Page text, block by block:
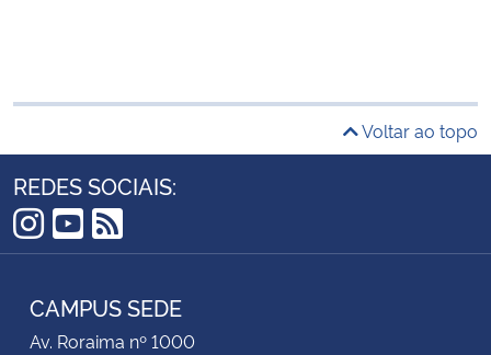
Voltar ao topo
REDES SOCIAIS:
Instagram
YouTube
RSS
CAMPUS SEDE
Av. Roraima nº 1000